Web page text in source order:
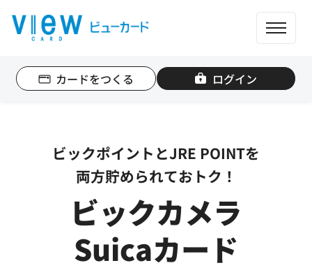
カードをつくる
ログイン
カード一覧
もっと便利に使う
ポイントを貯める
ビックポイントとJRE POINTを
両方貯められておトク！
ビックカメラ
Suicaカード